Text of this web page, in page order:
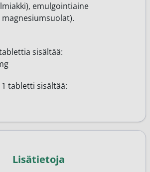
emulgointiaine
sisältää:
tabletti sisältää:
Lisätietoja